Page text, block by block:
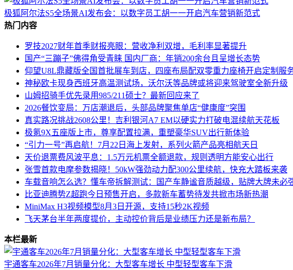
极狐阿尔法S5全场景AI发布会：以数字员工胡一一开启汽车营销新范式
热门内容
罗技2027财年首季财报亮眼：营收净利双增，毛利率显著提升
国产“三蹦子”佛得角受青睐 国内厂商：年销200余台且呈增长态势
仰望U8L鼎藏版全国首批展车到店，四座布局配双零重力座椅开启定制服
神秘欧卡现身西班牙高温测试场，沃尔沃等品牌或将迎来驾驶室全新升级
山姆招骑手优先录用985/211硕士？最新回应来了
2026餐饮变局：万店潮退后，头部品牌聚焦单店“健康度”突围
真实路况挑战2608公里！吉利银河A7 EM以硬实力打破电混续航天花板
极氪9X五座版上市，尊享配置拉满，重塑豪华SUV出行新体验
“引力一号”再启航！7月22日海上发射，系列火箭产品亮相航天日
天价退票费风波平息：1.5万元机票全额退款，规则透明方能安心出行
张雪首款电摩参数揭晓！50kW强劲动力配300公里续航，快充大踏板来袭
车载音响怎么选？懂车帝拆解测试：国产车静谧音质越级，贴牌大牌未必
比亚迪腾势Z超跑今日预售开启，多款新车蓄势待发共掀市场新热潮
MiniMax H3视频模型8月3日开源，支持15秒2K视频
飞天茅台半年两度提价，主动控价背后是业绩压力还是新布局？
本栏最新
宇通客车2026年7月销量分化：大型客车增长 中型轻型客车下滑